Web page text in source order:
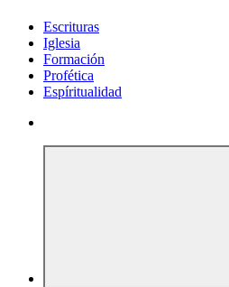
Escrituras
Iglesia
Formación
Profética
Espíritualidad